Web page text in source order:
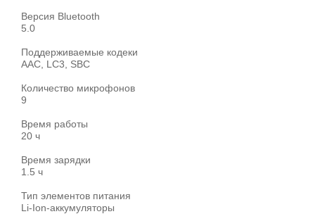
Версия Bluetooth
5.0
Поддерживаемые кодеки
AAC, LC3, SBC
Количество микрофонов
9
Время работы
20 ч
Время зарядки
1.5 ч
Тип элементов питания
Li-Ion-аккумуляторы